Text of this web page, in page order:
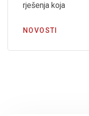
rješenja koja
NOVOSTI